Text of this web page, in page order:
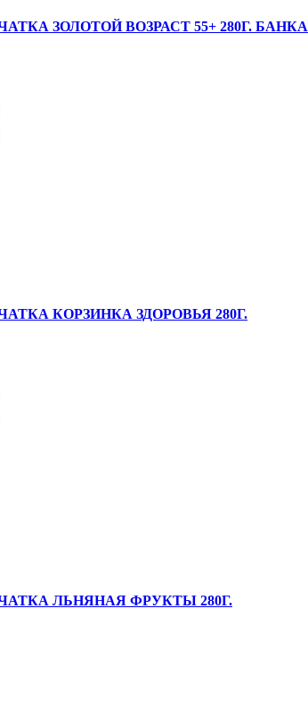
ЗОЛОТОЙ ВОЗРАСТ 55+ 280Г. БАНКА
КОРЗИНКА ЗДОРОВЬЯ 280Г.
ЛЬНЯНАЯ ФРУКТЫ 280Г.